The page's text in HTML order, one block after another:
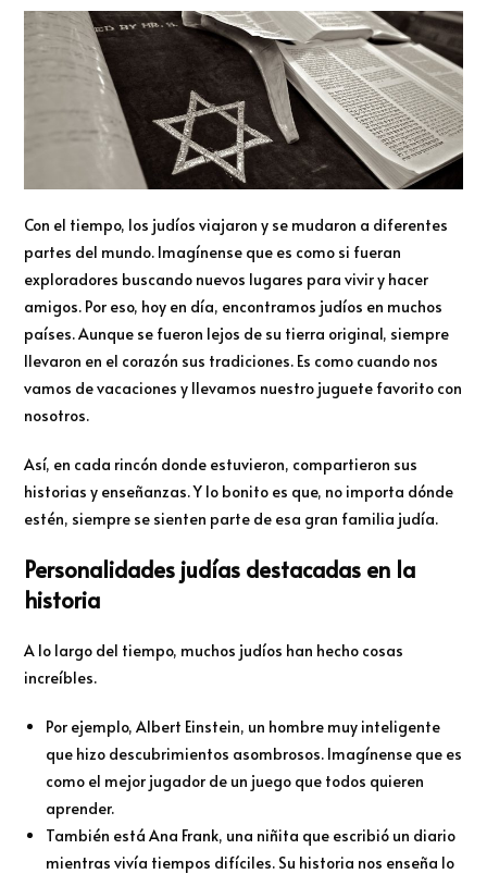
Con el tiempo, los judíos viajaron y se mudaron a diferentes
partes del mundo. Imagínense que es como si fueran
exploradores buscando nuevos lugares para vivir y hacer
amigos. Por eso, hoy en día, encontramos judíos en muchos
países. Aunque se fueron lejos de su tierra original, siempre
llevaron en el corazón sus tradiciones. Es como cuando nos
vamos de vacaciones y llevamos nuestro juguete favorito con
nosotros.
Así, en cada rincón donde estuvieron, compartieron sus
historias y enseñanzas. Y lo bonito es que, no importa dónde
estén, siempre se sienten parte de esa gran familia judía.
Personalidades judías destacadas en la
historia
A lo largo del tiempo, muchos judíos han hecho cosas
increíbles.
Por ejemplo, Albert Einstein, un hombre muy inteligente
que hizo descubrimientos asombrosos. Imagínense que es
como el mejor jugador de un juego que todos quieren
aprender.
También está Ana Frank, una niñita que escribió un diario
mientras vivía tiempos difíciles. Su historia nos enseña lo